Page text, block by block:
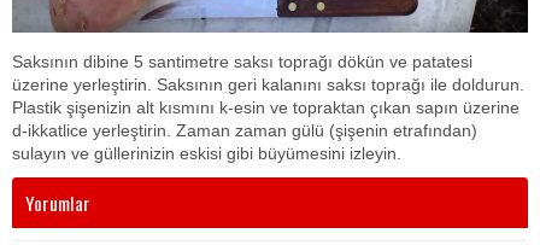
Saksının dibine 5 santimetre saksı toprağı dökün ve patatesi
üzerine yerleştirin. Saksının geri kalanını saksı toprağı ile doldurun.
Plastik şişenizin alt kısmını k-esin ve topraktan çıkan sapın üzerine
d-ikkatlice yerleştirin. Zaman zaman gülü (şişenin etrafından)
sulayın ve güllerinizin eskisi gibi büyümesini izleyin.
Yorumlar